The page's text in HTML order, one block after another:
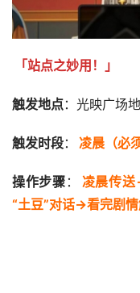
「站点之妙用！」
触发地点：光映广场
触发时段： 凌晨（必
操作步骤 ：
凌晨传送
“土豆”对话→看完剧情